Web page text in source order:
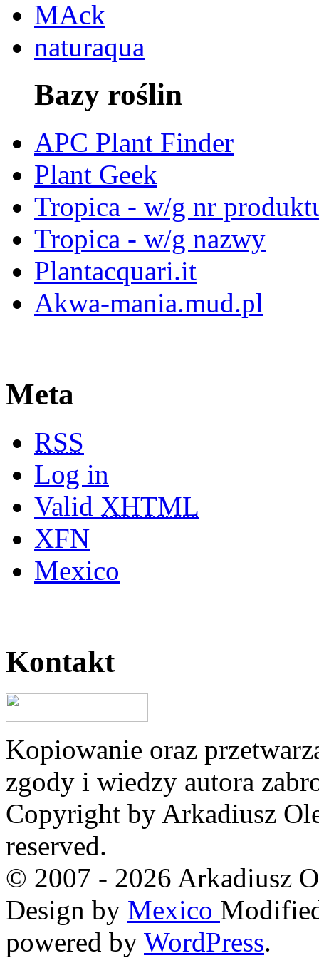
MAck
naturaqua
Bazy roślin
APC Plant Finder
Plant Geek
Tropica - w/g nr
Tropica - w/g nazwy
Plantacquari.it
Akwa-mania.mud.pl
Meta
RSS
Log in
Valid XHTML
XFN
Mexico
Kontakt
Kopiowanie oraz
zgody i wiedzy autora
Copyright by Arkadiusz
reserved.
© 2007 - 2026 Arkadiusz
Design by Mexico
powered by WordPress.